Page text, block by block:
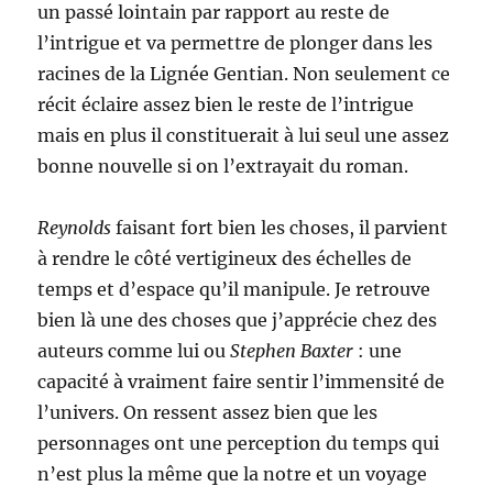
un passé lointain par rapport au reste de
l’intrigue et va permettre de plonger dans les
racines de la Lignée Gentian. Non seulement ce
récit éclaire assez bien le reste de l’intrigue
mais en plus il constituerait à lui seul une assez
bonne nouvelle si on l’extrayait du roman.
Reynolds faisant fort bien les choses, il parvient
à rendre le côté vertigineux des échelles de
temps et d’espace qu’il manipule. Je retrouve
bien là une des choses que j’apprécie chez des
auteurs comme lui ouStephen Baxter : une
capacité à vraiment faire sentir l’immensité de
l’univers. On ressent assez bien que les
personnages ont une perception du temps qui
n’est plus la même que la notre et un voyage